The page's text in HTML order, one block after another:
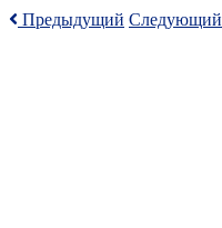
Предыдущий Следующий